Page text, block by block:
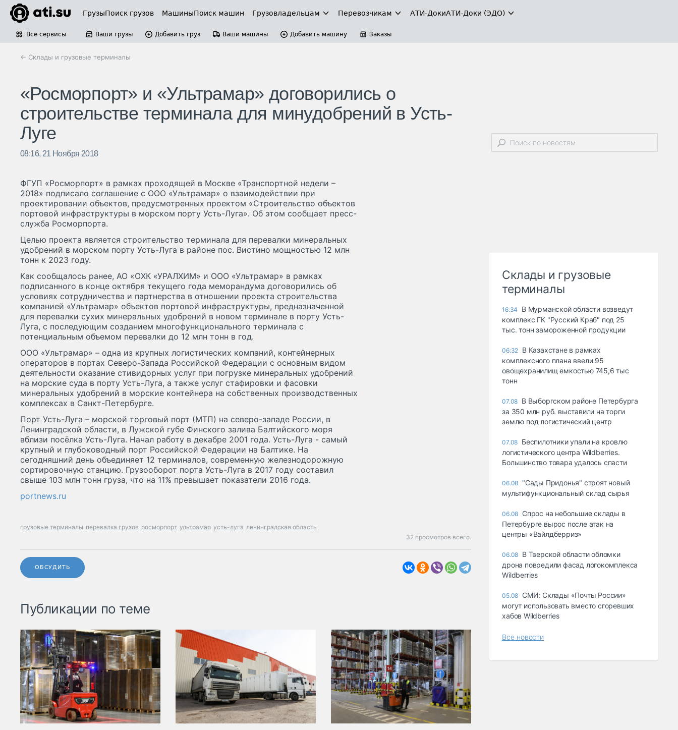
ГрузыПоиск грузов МашиныПоиск машин Грузовладельцам Перевозчикам АТИ-ДокиАТИ-Доки (ЭДО)
Все сервисы Ваши грузы Добавить груз Ваши машины Добавить машину Заказы
← Склады и грузовые терминалы
«Росморпорт» и «Ультрамар» договорились о
строительстве терминала для минудобрений в Усть-
Луге
08:16, 21 Ноября 2018
ФГУП «Росморпорт» в рамках проходящей в Москве «Транспортной недели –
2018» подписало соглашение с ООО «Ультрамар» о взаимодействии при
проектировании объектов, предусмотренных проектом «Строительство объектов
портовой инфраструктуры в морском порту Усть-Луга». Об этом сообщает пресс-
служба Росморпорта.
Целью проекта является строительство терминала для перевалки минеральных
удобрений в морском порту Усть-Луга в районе пос. Вистино мощностью 12 млн
тонн к 2023 году.
Как сообщалось ранее, АО «ОХК «УРАЛХИМ» и ООО «Ультрамар» в рамках
подписанного в конце октября текущего года меморандума договорились об
условиях сотрудничества и партнерства в отношении проекта строительства
компанией «Ультрамар» объектов портовой инфраструктуры, предназначенной
для перевалки сухих минеральных удобрений в новом терминале в порту Усть-
Луга, с последующим созданием многофункционального терминала с
потенциальным объемом перевалки до 12 млн тонн в год.
ООО «Ультрамар» – одна из крупных логистических компаний, контейнерных
операторов в портах Северо-Запада Российской Федерации с основным видом
деятельности оказание стивидорных услуг при погрузке минеральных удобрений
на морские суда в порту Усть-Луга, а также услуг стафировки и фасовки
минеральных удобрений в морские контейнера на собственных производственных
комплексах в Санкт-Петербурге.
Порт Усть-Луга – морской торговый порт (МТП) на северо-западе России, в
Ленинградской области, в Лужской губе Финского залива Балтийского моря
вблизи посёлка Усть-Луга. Начал работу в декабре 2001 года. Усть-Луга - самый
крупный и глубоководный порт Российской Федерации на Балтике. На
сегодняшний день объединяет 12 терминалов, современную железнодорожную
сортировочную станцию. Грузооборот порта Усть-Луга в 2017 году составил
свыше 103 млн тонн груза, что на 11% превышает показатели 2016 года.
portnews.ru
грузовые терминалы перевалка грузов росморпорт ультрамар усть-луга ленинградская область
32 просмотров всего.
ОБСУДИТЬ
Публикации по теме
Склады и грузовые
терминалы
16:34
В Мурманской области возведут
комплекс ГК "Русский Краб" под 25
тыс. тонн замороженной продукции
06:32 В Казахстане в рамках
комплексного плана ввели 95
овощехранилищ емкостью 745,6 тыс
тонн
07.08 В Выборгском районе Петербурга
за 350 млн руб. выставили на торги
землю под логистический центр
07.08 Беспилотники упали на кровлю
логистического центра Wildberries.
Большинство товара удалось спасти
06.08 "Сады Придонья" строят новый
мультифункциональный склад сырья
06.08 Спрос на небольшие склады в
Петербурге вырос после атак на
центры «Вайлдберриз»
06.08 В Тверской области обломки
дрона повредили фасад логокомплекса
Wildberries
05.08 СМИ: Склады «Почты России»
могут использовать вместо сгоревших
хабов Wildberries
Все новости